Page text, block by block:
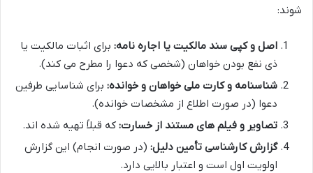
شوند:
اصل و کپی سند مالکیت یا اجاره نامه: برای اثبات مالکیت یا
ذی نفع بودن خواهان (شخصی که دعوا را مطرح می کند).
شناسنامه و کارت ملی خواهان و خوانده: برای شناسایی طرفین
دعوا (در صورت اطلاع از مشخصات خوانده).
تصاویر و فیلم های مستند از خسارت: که قبلاً تهیه شده اند.
گزارش کارشناسی تأمین دلیل: (در صورت انجام) این گزارش
اولویت اول است و اعتبار بالایی دارد.